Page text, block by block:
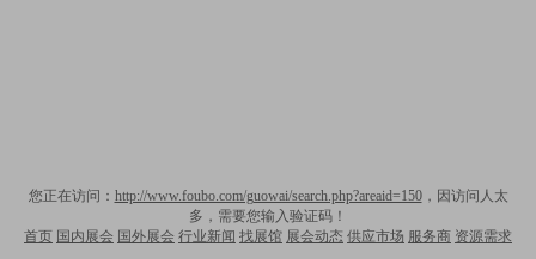
您正在访问： http://www.foubo.com/guowai/search.php?areaid=150，因访问人太
多，需要您输入验证码！
首页 国内展会 国外展会 行业新闻 找展馆 展会动态 供应市场 服务商 资源需求